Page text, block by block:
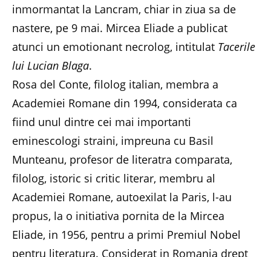
inmormantat la Lancram, chiar in ziua sa de
nastere, pe 9 mai. Mircea Eliade a publicat
atunci un emotionant necrolog, intitulat Tacerile
lui Lucian Blaga.
Rosa del Conte, filolog italian, membra a
Academiei Romane din 1994, considerata ca
fiind unul dintre cei mai importanti
eminescologi straini, impreuna cu Basil
Munteanu, profesor de literatra comparata,
filolog, istoric si critic literar, membru al
Academiei Romane, autoexilat la Paris, l-au
propus, la o initiativa pornita de la Mircea
Eliade, in 1956, pentru a primi Premiul Nobel
pentru literatura. Considerat in Romania drept